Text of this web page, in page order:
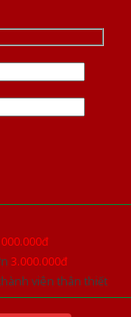
3.000.000đ
viên thân thiết